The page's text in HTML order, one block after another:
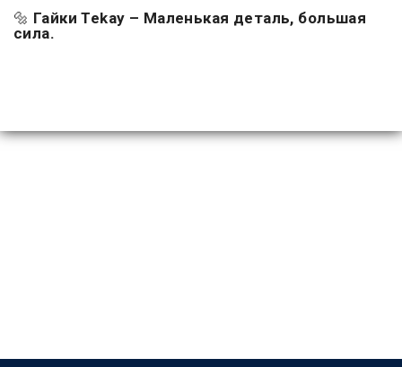
🔩 Гайки Tekay – Маленькая деталь, большая
сила.